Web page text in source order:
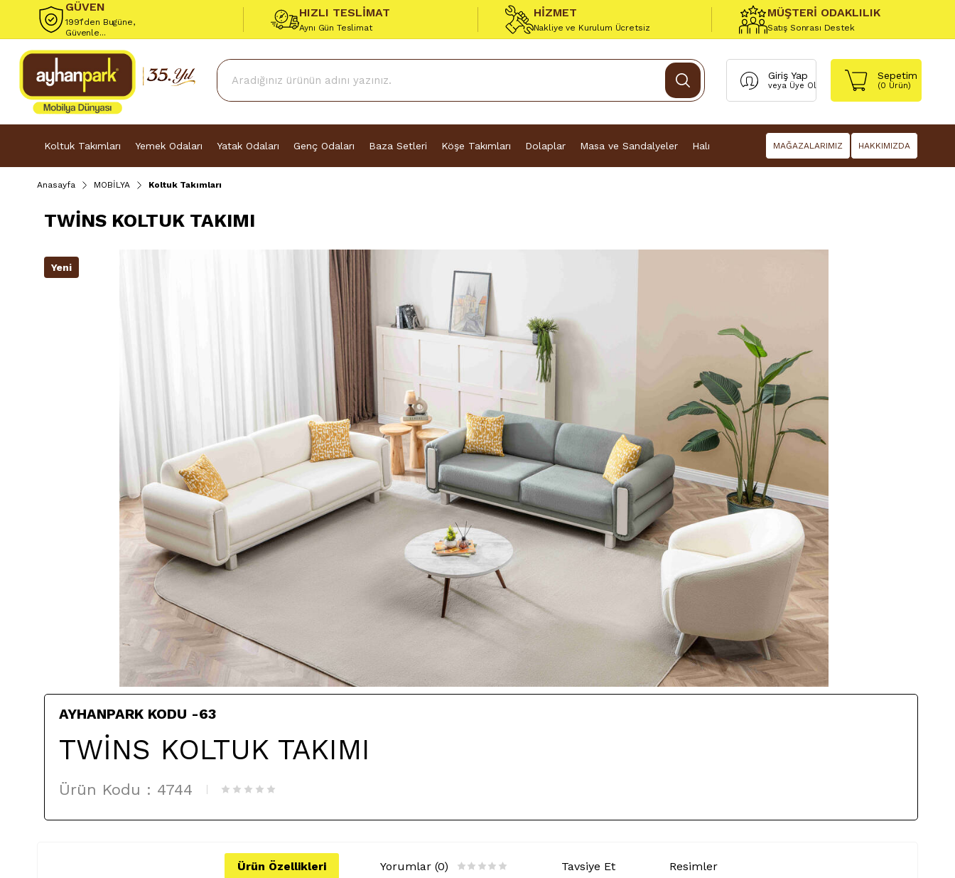
GÜVEN
1991’den Bugüne,
Güvenle...
HIZLI TESLİMAT
Aynı Gün Teslimat
HİZMET
Nakliye ve Kurulum Ücretsiz
MÜŞTERİ ODAKLILIK
Satış Sonrası Destek
Giriş Yap
veya Üye Ol
Sepetim
(0 Ürün)
Koltuk Takımları Yemek Odaları Yatak Odaları Genç Odaları Baza Setleri Köşe Takımları Dolaplar Masa ve Sandalyeler Halı MAĞAZALARIMIZ HAKKIMIZDA
Anasayfa MOBİLYA Koltuk Takımları
TWİNS KOLTUK TAKIMI
Yeni
AYHANPARK KODU -63
TWİNS KOLTUK TAKIMI
Ürün Kodu : 4744
Ürün Özellikleri Yorumlar (0) Tavsiye Et Resimler